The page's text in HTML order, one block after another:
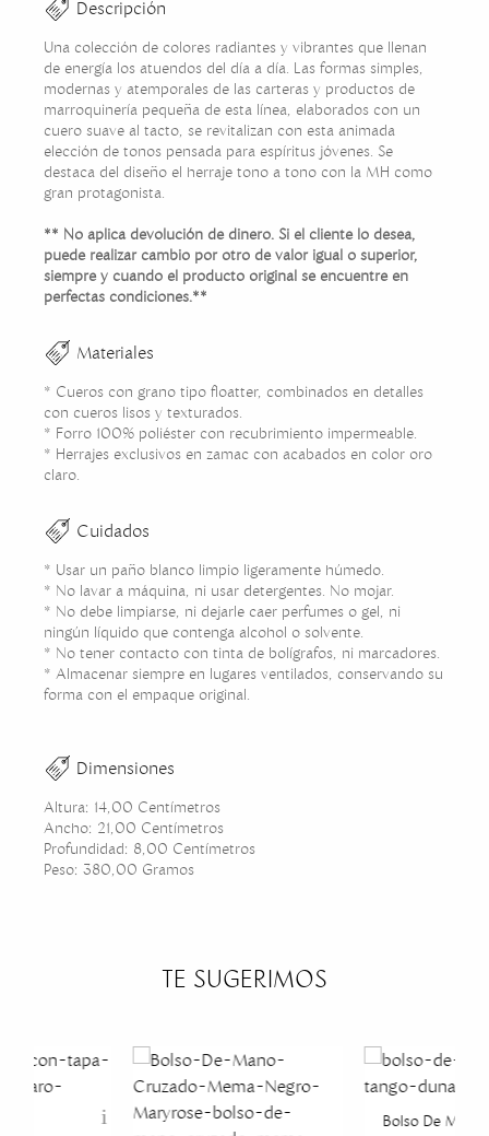
Descripción
Una colección de colores radiantes y vibrantes que llenan
de energía los atuendos del día a día. Las formas simples,
modernas y atemporales de las carteras y productos de
marroquinería pequeña de esta línea, elaborados con un
cuero suave al tacto, se revitalizan con esta animada
elección de tonos pensada para espíritus jóvenes. Se
destaca del diseño el herraje tono a tono con la MH como
gran protagonista.
** No aplica devolución de dinero. Si el cliente lo desea,
puede realizar cambio por otro de valor igual o superior,
siempre y cuando el producto original se encuentre en
perfectas condiciones.**
Materiales
* Cueros con grano tipo floatter, combinados en detalles
con cueros lisos y texturados.
* Forro 100% poliéster con recubrimiento impermeable.
* Herrajes exclusivos en zamac con acabados en color oro
claro.
Cuidados
* Usar un paño blanco limpio ligeramente húmedo.
* No lavar a máquina, ni usar detergentes. No mojar.
* No debe limpiarse, ni dejarle caer perfumes o gel, ni
ningún líquido que contenga alcohol o solvente.
* No tener contacto con tinta de bolígrafos, ni marcadores.
* Almacenar siempre en lugares ventilados, conservando su
forma con el empaque original.
Dimensiones
Altura: 14,00 Centímetros
Ancho: 21,00 Centímetros
Profundidad: 8,00 Centímetros
Peso: 380,00 Gramos
TE SUGERIMOS
Bolso De Mano